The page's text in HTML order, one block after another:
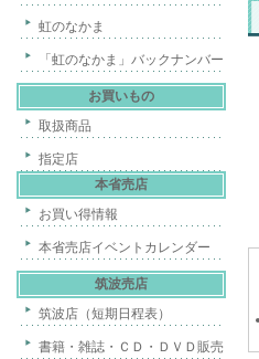
虹のなかま
「虹のなかま」バックナンバー
お買いもの
取扱商品
指定店
本省売店
お買い得情報
本省売店イベントカレンダー
筑波売店
筑波店（短期日程表）
書籍・雑誌・ＣＤ・ＤＶＤ販売